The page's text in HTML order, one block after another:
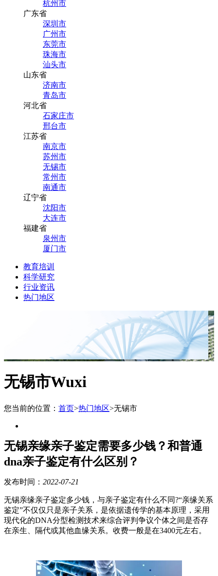
杭州市
广东省
深圳市
广州市
东莞市
珠海市
汕头市
山东省
济南市
青岛市
河北省
石家庄市
邢台市
江苏省
南京市
苏州市
无锡市
常州市
南通市
辽宁省
沈阳市
大连市
福建省
泉州市
厦门市
教育培训
科学研究
行业资讯
热门地区
无锡市Wuxi
您当前的位置： 首页>热门地区>无锡市
无锡亲缘亲子鉴定需要多少钱？和普通
dna亲子鉴定有什么区别？
发布时间： 2022-07-21
无锡亲缘亲子鉴定多少钱，与亲子鉴定有什么不同?“亲缘关系
鉴定”不仅仅只是亲子关系，是依据遗传学的基本原理，采用
现代化的DNA分型检测技术来综合评判争议个体之间是否存
在亲生、隔代或其他血缘关系。收费一般是在3400元左右。